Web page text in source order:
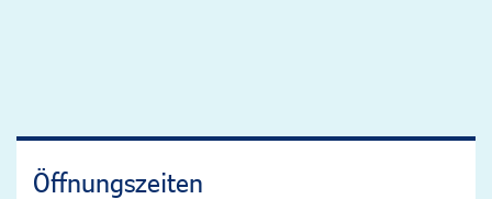
Öffnungszeiten